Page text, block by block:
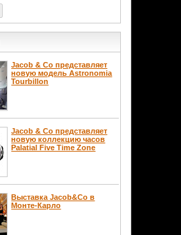
Jacob & Co представляет
новую модель Astronomia
Tourbillon
Jacob & Co представляет
новую коллекцию часов
Palatial Five Time Zone
Выставка Jacob&Co в
Монте-Карло